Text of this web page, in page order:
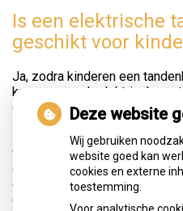
Is een elektrische
geschikt voor
Ja, zodra kinderen een
kunnen ze ook elektrisch
elektrische tandenborstels
Die zijn kleiner en daarom
Poetsen met een elektrische
voor kinderen. Het kan
gebit goed te verzorgen.
elektrische tandenborstel een
elektrische tandenborstel
Deze website
Wij gebruiken
website goed kan
cookies en externe
toestemming.